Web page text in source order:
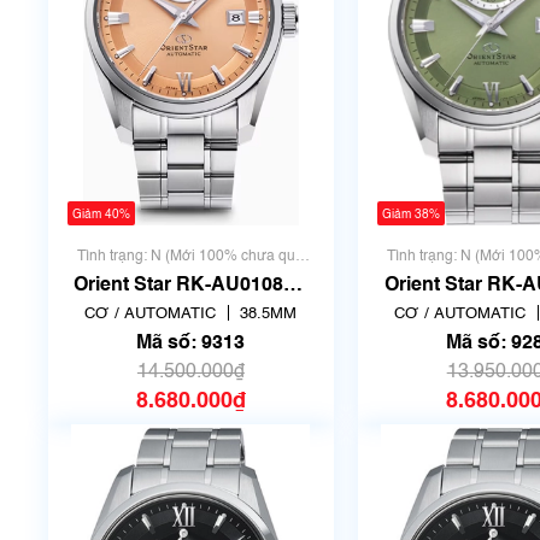
Giảm 40%
Tình trạng: N (Mới 100% chưa qua
sử dụng)
Orient Star RK-AU0108G |
F6N4-UAD0 | Mã số 9313
CƠ / AUTOMATIC 38.5MM
Mã số: 9313
14.500.000₫
8.680.000₫
Giảm 38%
Tình trạng: N (Mới
sử dụng)
Orient Star RK-
F6N4-UAD0 |
CƠ / AUTOMATIC
Mã số: